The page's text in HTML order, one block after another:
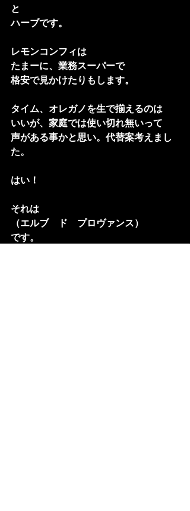
と
ハーブです。
レモンコンフィは
たまーに、業務スーパーで
格安で見かけたりもします。
タイム、オレガノを生で揃えるのは
いいが、家庭では使い切れ無いって
声がある事かと思い。代替案考えまし
た。
はい！
それは
（エルブ　ド　プロヴァンス）
です。